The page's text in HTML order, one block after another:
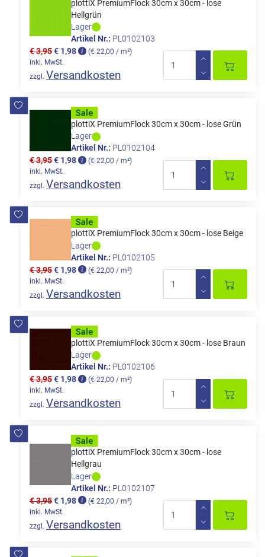
plottiX PremiumFlock 30cm x 30cm - lose
Hellgrün
Lager
Artikel Nr.: PL0102103
€ 3,95€ 1,98
(€ 22,00 / m²)
inkl. MwSt.
zzgl. Versandkosten
plottiX PremiumFlock 30cm x 30cm - lose Grün
Lager
Artikel Nr.: PL0102104
€ 3,95€ 1,98
(€ 22,00 / m²)
inkl. MwSt.
zzgl. Versandkosten
plottiX PremiumFlock 30cm x 30cm - lose Beige
Lager
Artikel Nr.: PL0102105
€ 3,95€ 1,98
(€ 22,00 / m²)
inkl. MwSt.
zzgl. Versandkosten
plottiX PremiumFlock 30cm x 30cm - lose Braun
Lager
Artikel Nr.: PL0102106
€ 3,95€ 1,98
(€ 22,00 / m²)
inkl. MwSt.
zzgl. Versandkosten
plottiX PremiumFlock 30cm x 30cm - lose
Hellgrau
Lager
Artikel Nr.: PL0102107
€ 3,95€ 1,98
(€ 22,00 / m²)
inkl. MwSt.
zzgl. Versandkosten